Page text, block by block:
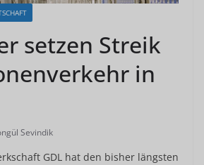
setzen Streik
in
Sevindik
GDL hat den bisher längsten